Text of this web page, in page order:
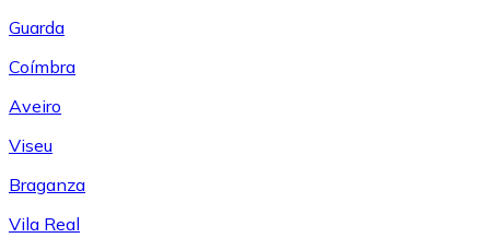
Guarda
Coímbra
Aveiro
Viseu
Braganza
Vila Real